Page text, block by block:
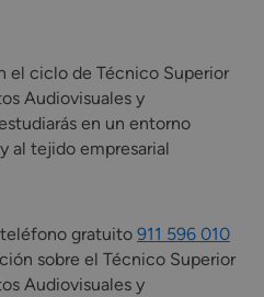
parte integrada del
en el plan de estudios
autónoma.
el ciclo de Técnico Superior
Audiovisuales y
en un entorno
al tejido empresarial
gratuito 911 596 010
sobre el Técnico Superior
Audiovisuales y